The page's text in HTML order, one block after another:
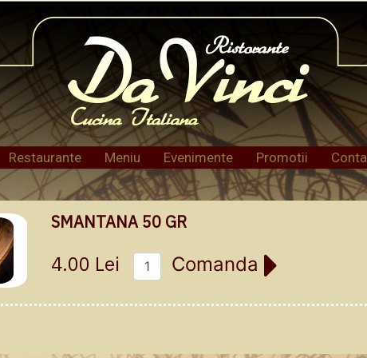
Restaurante Meniu Evenimente Promotii
SMANTANA 50 GR
4.00 Lei Comanda